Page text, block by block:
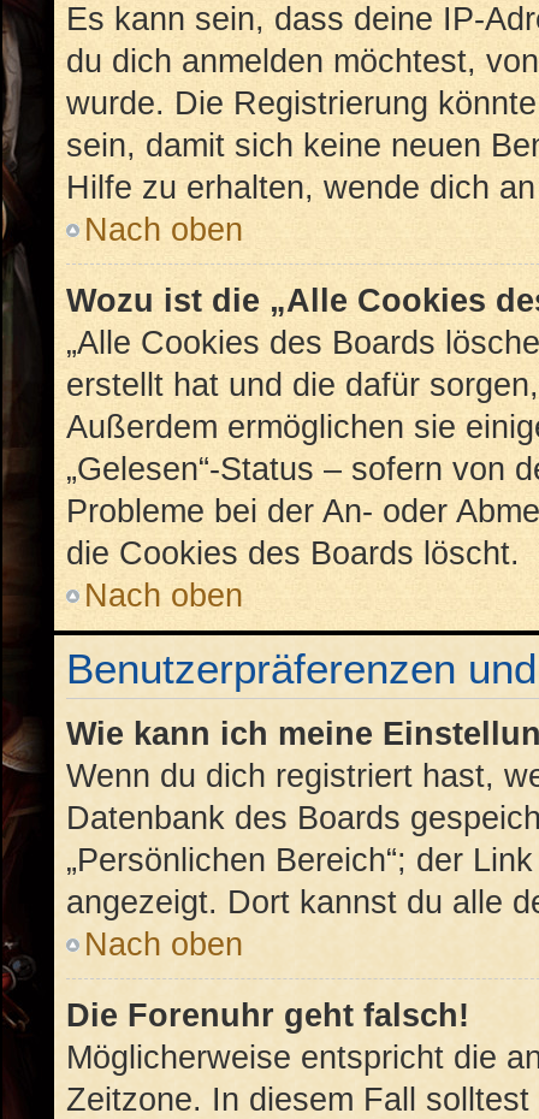
Es kann sein, dass deine IP-
du dich anmelden möchtest,
wurde. Die Registrierung
sein, damit sich keine neuen
Hilfe zu erhalten, wende dich
Nach oben
Wozu ist die „Alle Cookies
„Alle Cookies des Boards
erstellt hat und die dafür
Außerdem ermöglichen sie
„Gelesen“-Status – sofern von
Probleme bei der An- oder
die Cookies des Boards löscht.
Nach oben
Benutzerpräferenzen
Wie kann ich meine
Wenn du dich registriert hast,
Datenbank des Boards
„Persönlichen Bereich“; der
angezeigt. Dort kannst du alle
Nach oben
Die Forenuhr geht falsch!
Möglicherweise entspricht die
Zeitzone. In diesem Fall solltest